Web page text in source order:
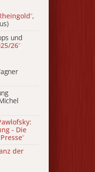
“,
und
26“
- Die
“
der